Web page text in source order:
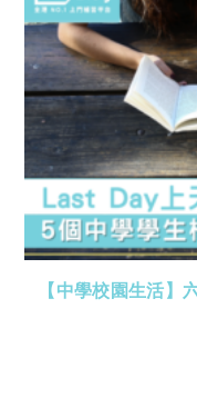
【中學校園生活】